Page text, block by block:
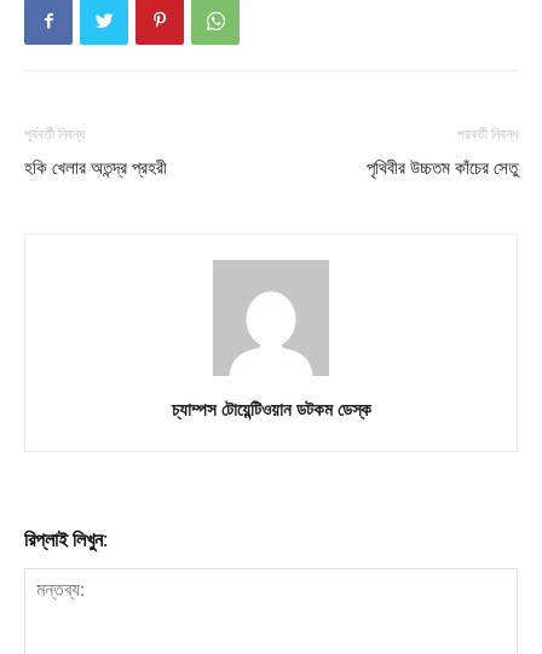
পূর্ববর্তী নিবন্ধ
হকি খেলার অতন্দ্র প্রহরী
পরবর্তী নিবন্ধ
পৃথিবীর উচ্চতম কাঁচের সেতু
চ্যাম্পস টোয়েন্টিওয়ান ডটকম ডেস্ক
রিপ্লাই লিখুন: